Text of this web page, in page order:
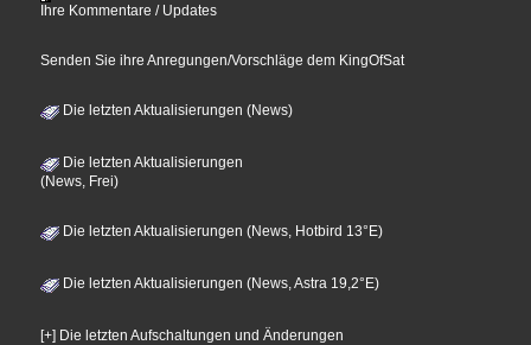
Ihre Kommentare / Updates
Senden Sie ihre Anregungen/Vorschläge dem KingOfSat
Die letzten Aktualisierungen (News)
Die letzten Aktualisierungen
(News, Frei)
Die letzten Aktualisierungen (News, Hotbird 13°E)
Die letzten Aktualisierungen (News, Astra 19,2°E)
[+] Die letzten Aufschaltungen und Änderungen